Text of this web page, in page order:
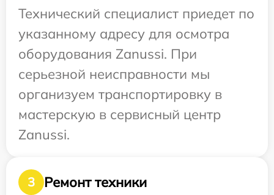
Технический специалист приедет по
указанному адресу для осмотра
оборудования Zanussi. При
серьезной неисправности мы
организуем транспортировку в
мастерскую в сервисный центр
Zanussi.
3 Ремонт техники